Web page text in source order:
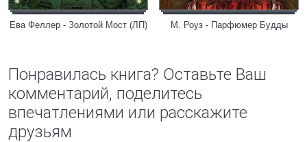
Ева Феллер - Золотой Мост (ЛП) М. Роуз - Парфюмер Будды
Понравилась книга? Оставьте Ваш
комментарий, поделитесь
впечатлениями или расскажите
друзьям